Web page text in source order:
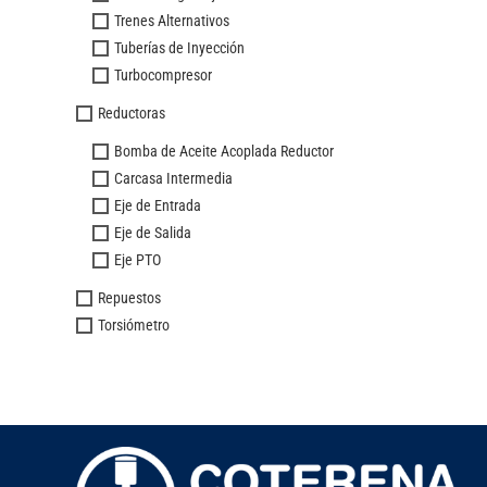
Trenes Alternativos
Tuberías de Inyección
Turbocompresor
Reductoras
Bomba de Aceite Acoplada Reductor
Carcasa Intermedia
Eje de Entrada
Eje de Salida
Eje PTO
Repuestos
Torsiómetro